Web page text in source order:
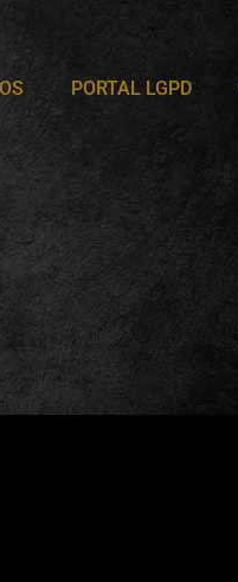
PORTAL LGPD